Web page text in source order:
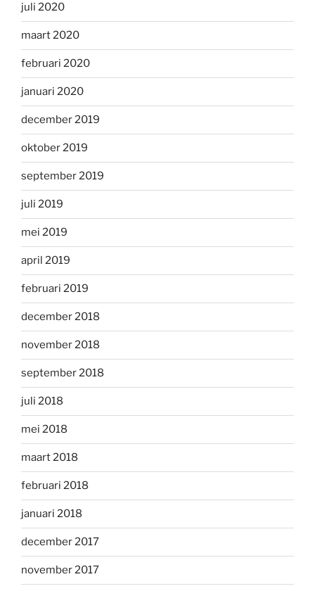
juli 2020
maart 2020
februari 2020
januari 2020
december 2019
oktober 2019
september 2019
juli 2019
mei 2019
april 2019
februari 2019
december 2018
november 2018
september 2018
juli 2018
mei 2018
maart 2018
februari 2018
januari 2018
december 2017
november 2017